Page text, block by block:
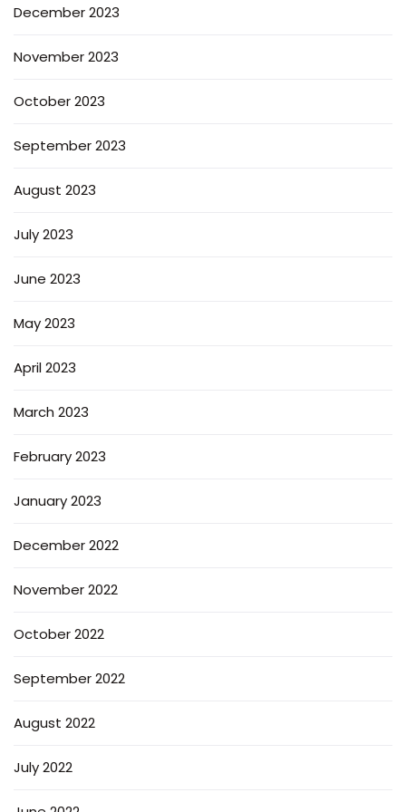
December 2023
November 2023
October 2023
September 2023
August 2023
July 2023
June 2023
May 2023
April 2023
March 2023
February 2023
January 2023
December 2022
November 2022
October 2022
September 2022
August 2022
July 2022